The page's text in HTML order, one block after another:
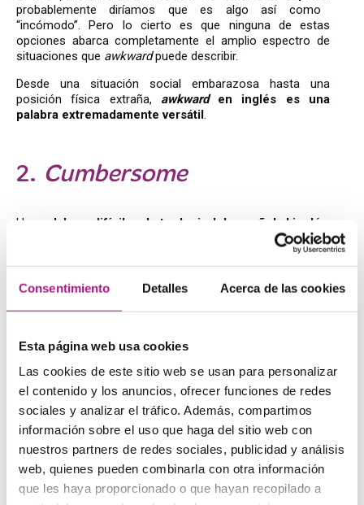
Consentimiento Detalles Acerca de las cookies
Esta página web usa cookies
Las cookies de este sitio web se usan para personalizar
el contenido y los anuncios, ofrecer funciones de redes
sociales y analizar el tráfico. Además, compartimos
información sobre el uso que haga del sitio web con
nuestros partners de redes sociales, publicidad y análisis
web, quienes pueden combinarla con otra información
que les haya proporcionado o que hayan recopilado a
probablemente diríamos que es algo así como
“incómodo”. Pero lo cierto es que ninguna de estas
opciones abarca completamente el amplio espectro de
situaciones que awkwardpuede describir.
Desde una situación social embarazosa hasta una
posición física extraña, awkwarden inglés es una
palabra extremadamente versátil
2. Cumbersome
Hay palabras difíciles de traducir del español al inglés
es una de esas que te hace sudar la gota
Podríamostraducir cumbersome
como algo que es
grande, pesado y difícil de manejar. En español podríamos
emplear palabras como “engorroso”, pero ninguna de ellas
En inglés,cumbersometransmite una sensación de
torpezay dificultad para mover o manejar algo.
3.Gobbledygook
Qué palabra tan divertida y peculiar, ¿verdad?